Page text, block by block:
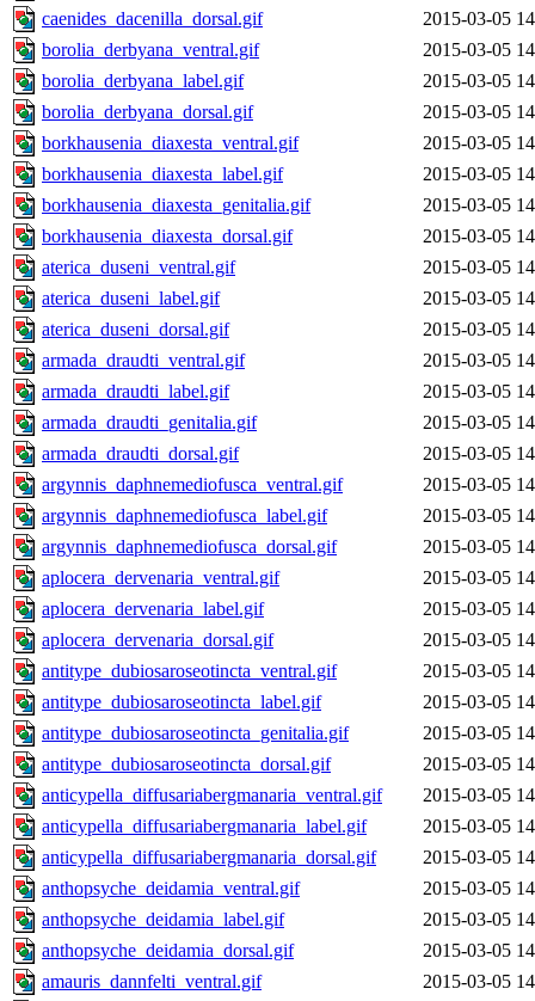
caenides_dacenilla_dorsal.gif
2015-03-05
borolia_derbyana_ventral.gif
2015-03-05
borolia_derbyana_label.gif
2015-03-05
borolia_derbyana_dorsal.gif
2015-03-05
borkhausenia_diaxesta_ventral.gif
2015-03-05
borkhausenia_diaxesta_label.gif
2015-03-05
borkhausenia_diaxesta_genitalia.gif
2015-03-05
borkhausenia_diaxesta_dorsal.gif
2015-03-05
aterica_duseni_ventral.gif
2015-03-05
aterica_duseni_label.gif
2015-03-05
aterica_duseni_dorsal.gif
2015-03-05
armada_draudti_ventral.gif
2015-03-05
armada_draudti_label.gif
2015-03-05
armada_draudti_genitalia.gif
2015-03-05
armada_draudti_dorsal.gif
2015-03-05
argynnis_daphnemediofusca_ventral.gif
2015-03-05
argynnis_daphnemediofusca_label.gif
2015-03-05
argynnis_daphnemediofusca_dorsal.gif
2015-03-05
aplocera_dervenaria_ventral.gif
2015-03-05
aplocera_dervenaria_label.gif
2015-03-05
aplocera_dervenaria_dorsal.gif
2015-03-05
antitype_dubiosaroseotincta_ventral.gif
2015-03-05
antitype_dubiosaroseotincta_label.gif
2015-03-05
antitype_dubiosaroseotincta_genitalia.gif
2015-03-05
antitype_dubiosaroseotincta_dorsal.gif
2015-03-05
anticypella_diffusariabergmanaria_ventral.gif
2015-03-05
anticypella_diffusariabergmanaria_label.gif
2015-03-05
anticypella_diffusariabergmanaria_dorsal.gif
2015-03-05
anthopsyche_deidamia_ventral.gif
2015-03-05
anthopsyche_deidamia_label.gif
2015-03-05
anthopsyche_deidamia_dorsal.gif
2015-03-05
amauris_dannfelti_ventral.gif
2015-03-05